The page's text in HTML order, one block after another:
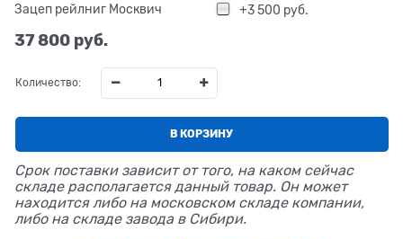
Зацеп рейлниг Москвич +3 500 руб.
37 800 руб.
Количество:
В КОРЗИНУ
Срок поставки зависит от того, на каком сейчас
складе располагается данный товар. Он может
находится либо на московском складе компании,
либо на складе завода в Сибири.